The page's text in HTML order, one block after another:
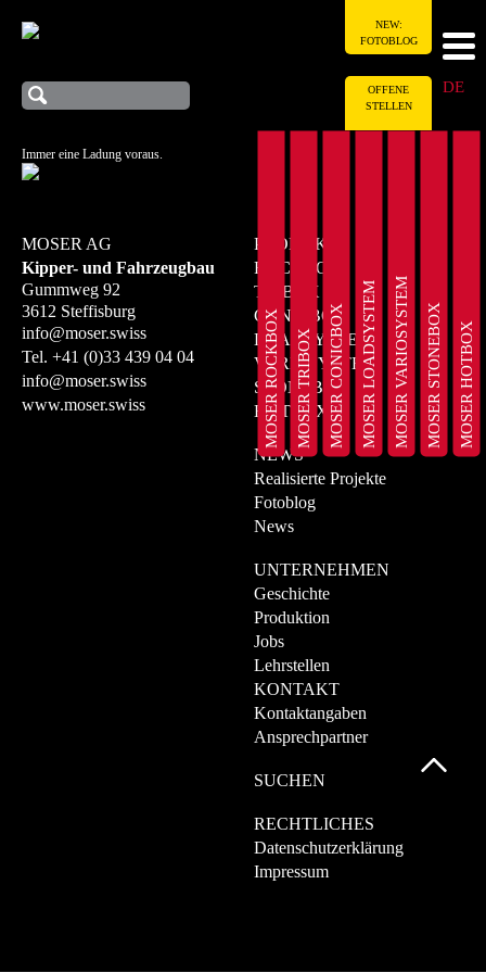
Immer eine Ladung voraus.
DE
NEW:
FOTOBLOG
OFFENE
STELLEN
MOSER ROCKBOXMOSER TRIBOXMOSER CONICBOXMOSER LOADSYSTEMMOSER VARIOSYSTEMMOSER STONEBOXMOSER HOTBOX
MOSER AG
Kipper- und Fahrzeugbau
Gummweg 92
3612 Steffisburg
info@moser.swiss
Tel. +41 (0)33 439 04 04
info@moser.swiss
www.moser.swiss
PRODUKTE
ROCKBOX
TRIBOX
CONICBOX
LOADSYSTEM
VARIOSYSTEM
STONEBOX
HOTBOX
NEWS
Realisierte Projekte
Fotoblog
News
UNTERNEHMEN
Geschichte
Produktion
Jobs
Lehrstellen
KONTAKT
Kontaktangaben
Ansprechpartner
SUCHEN
RECHTLICHES
Datenschutzerklärung
Impressum